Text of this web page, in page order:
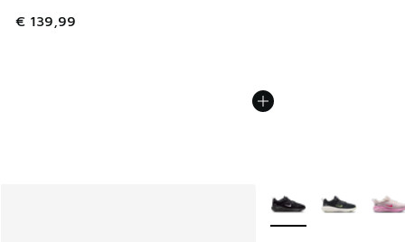
€ 139,99
Plus de couleurs